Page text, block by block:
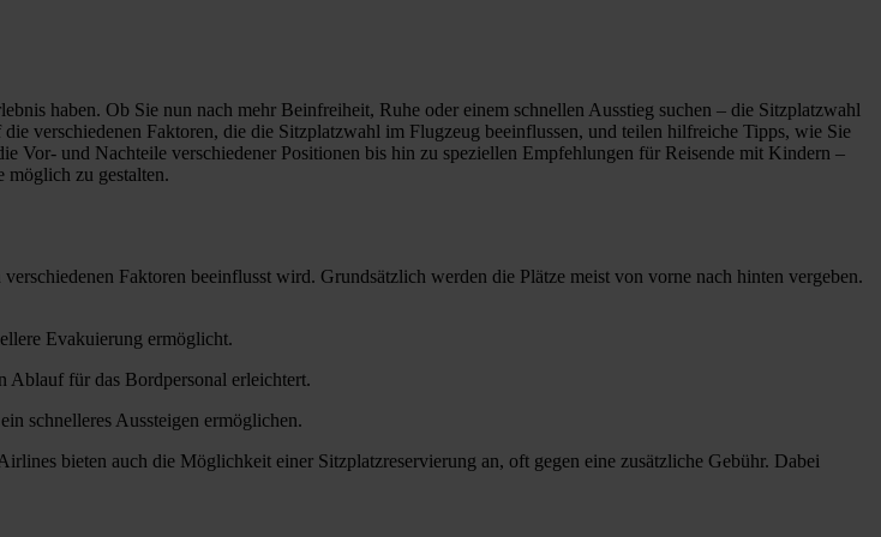
haben. Ob Sie nun nach mehr Beinfreiheit, Ruhe oder einem schnellen Ausstieg suchen – die Sitzplatzwahl
verschiedenen Faktoren, die die Sitzplatzwahl im Flugzeug beeinflussen, und teilen hilfreiche Tipps, wie Sie
Vor- und Nachteile verschiedener Positionen bis hin zu speziellen Empfehlungen für Reisende mit Kindern –
möglich zu gestalten.
Faktoren beeinflusst wird. Grundsätzlich werden die Plätze meist von vorne nach hinten vergeben.
Evakuierung ermöglicht.
für das Bordpersonal erleichtert.
schnelleres Aussteigen ermöglichen.
bieten auch die Möglichkeit einer Sitzplatzreservierung an, oft gegen eine zusätzliche Gebühr. Dabei